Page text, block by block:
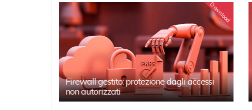
Download
Firewall gestito: protezione dagli accessi
non autorizzati